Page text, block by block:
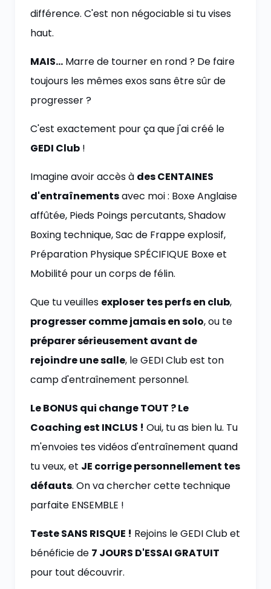
différence. C'est non négociable si tu vises
haut.
MAIS… Marre de tourner en rond ? De faire
toujours les mêmes exos sans être sûr de
progresser ?
C'est exactement pour ça que j'ai créé le
GEDI Club !
Imagine avoir accès à des CENTAINES
d'entraînementsavec moi : Boxe Anglaise
affûtée, Pieds Poings percutants, Shadow
Boxing technique, Sac de Frappe explosif,
Préparation Physique SPÉCIFIQUE Boxe et
Mobilité pour un corps de félin.
Que tu veuilles exploser tes perfs en club,
progresser comme jamais en solo, ou te
préparer sérieusement avant de
rejoindre une salle, le GEDI Club est ton
camp d'entraînement personnel.
Le BONUS qui change TOUT ? Le
Coaching est INCLUS ! Oui, tu as bien lu. Tu
m'envoies tes vidéos d'entraînement quand
tu veux, et JE corrige personnellement tes
défauts. On va chercher cette technique
parfaite ENSEMBLE !
Teste SANS RISQUE ! Rejoins le GEDI Club et
bénéficie de 7 JOURS D'ESSAI GRATUIT
pour tout découvrir.